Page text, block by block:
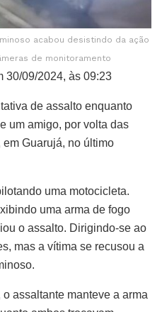
acabou desistindo da ação
de monitoramento
30/09/2024, às 09:23
de assalto enquanto
um amigo, por volta das
Guarujá, no último
uma motocicleta.
uma arma de fogo
o assalto. Dirigindo-se ao
mas a vítima se recusou a
assaltante manteve a arma